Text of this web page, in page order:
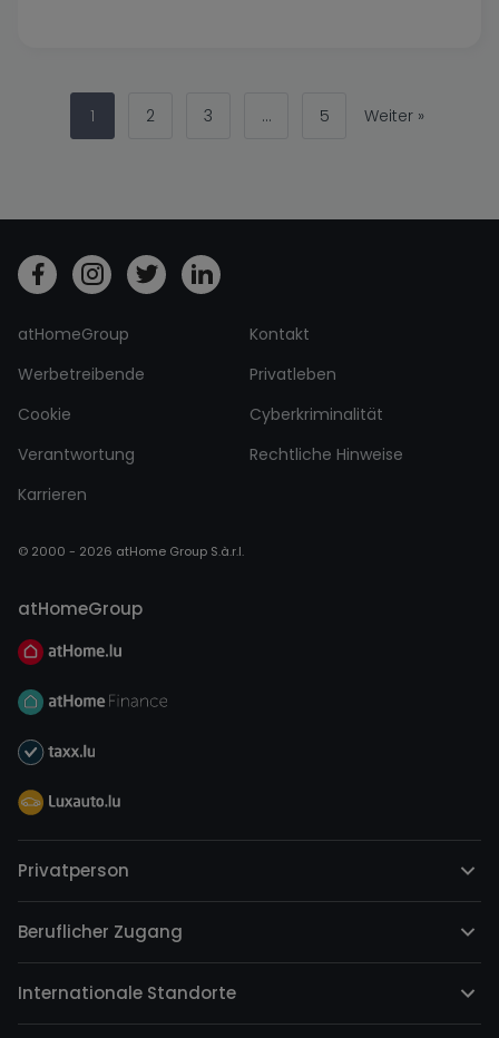
Bevölkerung an. Ein Glücksfall für [...].
1 2 3 ... 5 Weiter »
atHomeGroup
Kontakt
Werbetreibende
Privatleben
Cookie
Cyberkriminalität
Verantwortung
Rechtliche Hinweise
Karrieren
© 2000 - 2026 atHome Group S.à.r.l.
atHomeGroup
Privatperson
Beruflicher Zugang
Internationale Standorte